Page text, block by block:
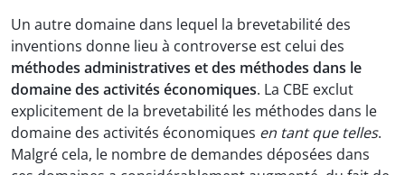
Un autre domaine dans lequel la brevetabilité des
inventions donne lieu à controverse est celui des
méthodes administratives et des méthodes dans le
domaine des activités économiques. La CBE exclut
explicitement de la brevetabilité les méthodes dans le
domaine des activités économiques en tant que telles.
Malgré cela, le nombre de demandes déposées dans